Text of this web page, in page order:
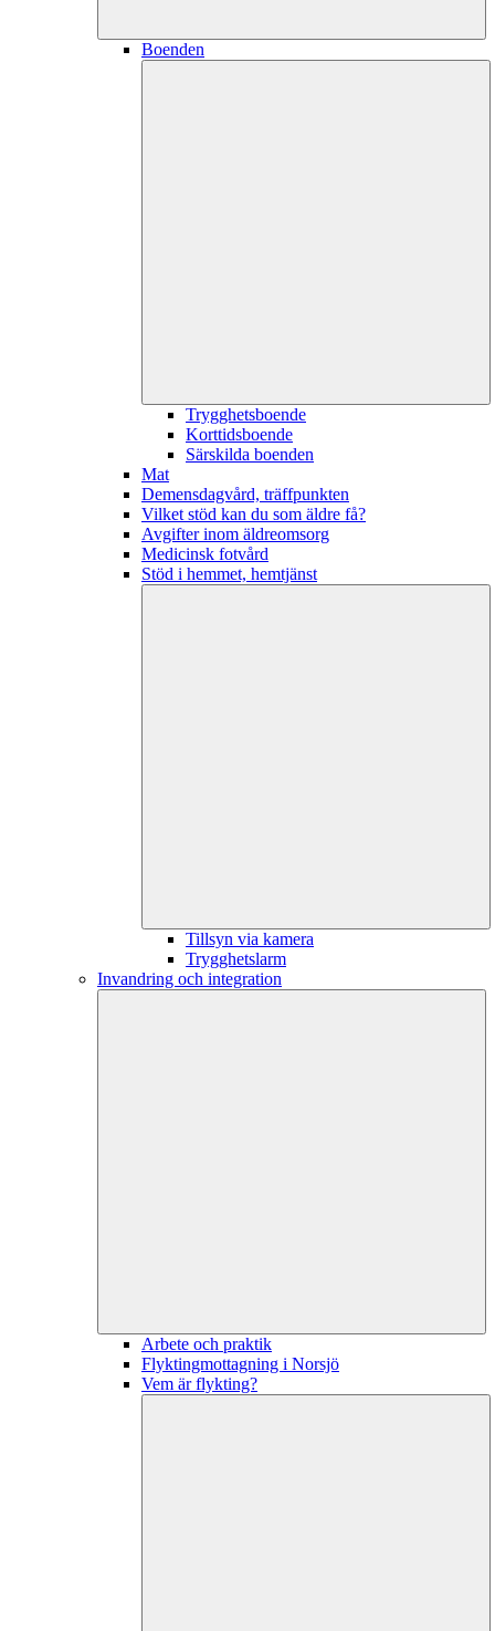
Boenden
Trygghetsboende
Korttidsboende
Särskilda boenden
Mat
Demensdagvård, träffpunkten
Vilket stöd kan du som äldre få?
Avgifter inom äldreomsorg
Medicinsk fotvård
Stöd i hemmet, hemtjänst
Tillsyn via kamera
Trygghetslarm
Invandring och integration
Arbete och praktik
Flyktingmottagning i Norsjö
Vem är flykting?